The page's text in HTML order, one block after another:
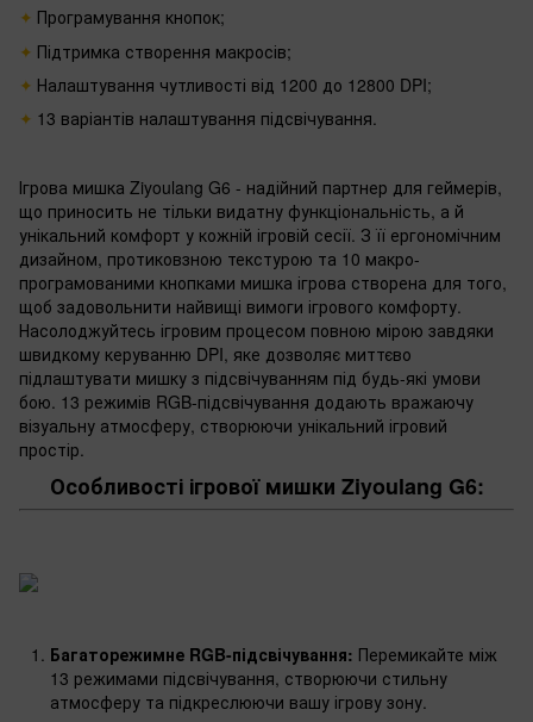
Програмування кнопок;
Підтримка створення макросів;
Налаштування чутливості від 1200 до 12800 DPI;
13 варіантів налаштування підсвічування.
Ігрова мишка Ziyoulang G6 - надійний партнер для геймерів,
що приносить не тільки видатну функціональність, а й
унікальний комфорт у кожній ігровій сесії. З її ергономічним
дизайном, протиковзною текстурою та 10 макро-
програмованими кнопками мишка ігрова створена для того,
щоб задовольнити найвищі вимоги ігрового комфорту.
Насолоджуйтесь ігровим процесом повною мірою завдяки
швидкому керуванню DPI, яке дозволяє миттєво
підлаштувати мишку з підсвічуванням під будь-які умови
бою. 13 режимів RGB-підсвічування додають вражаючу
візуальну атмосферу, створюючи унікальний ігровий
простір.
Особливості ігрової мишки Ziyoulang G6:
Багаторежимне RGB-підсвічування: Перемикайте між
13 режимами підсвічування, створюючи стильну
атмосферу та підкреслюючи вашу ігрову зону.